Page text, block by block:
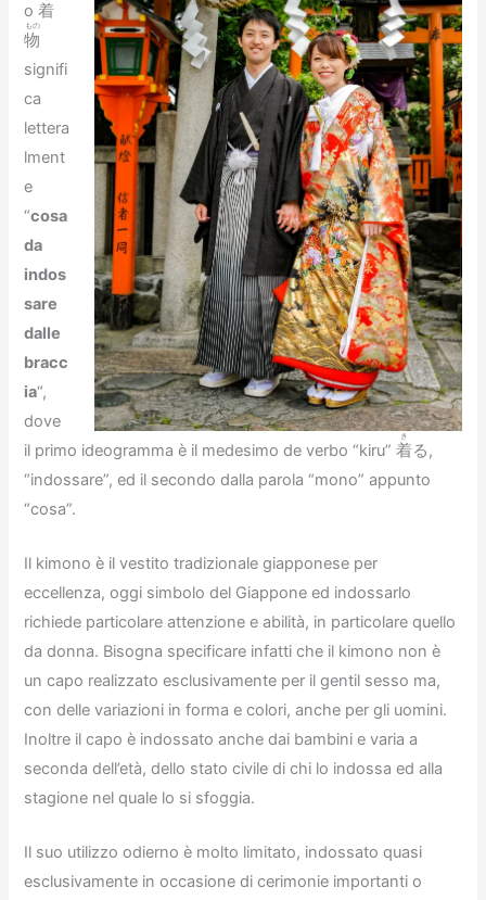
o着
物
もの
signifi
ca
lettera
lment
e
“cosa
da
indos
sare
dalle
bracc
ia“,
dove
il primo ideogramma è il medesimo de verbo “kiru”着
き
る,
“indossare”, ed il secondo dalla parola “mono” appunto
“cosa”.
Il kimono è il vestito tradizionale giapponese per
eccellenza, oggi simbolo del Giappone ed indossarlo
richiede particolare attenzione e abilità, in particolare quello
da donna. Bisogna specificare infatti che il kimono non è
un capo realizzato esclusivamente per il gentil sesso ma,
con delle variazioni in forma e colori, anche per gli uomini.
Inoltre il capo è indossato anche dai bambini e varia a
seconda dell’età, dello stato civile di chi lo indossa ed alla
stagione nel quale lo si sfoggia.
Il suo utilizzo odierno è molto limitato, indossato quasi
esclusivamente in occasione di cerimonie importanti o